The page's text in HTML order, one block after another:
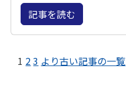
記事を読む
1 23 より古い記事の一覧